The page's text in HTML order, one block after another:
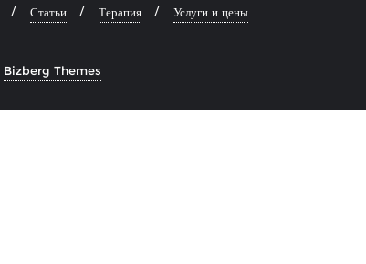
Статьи Терапия
Услуги и цены
Bizberg Themes